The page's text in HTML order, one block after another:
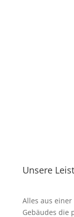
Unsere
Alles aus
Gebäudes die